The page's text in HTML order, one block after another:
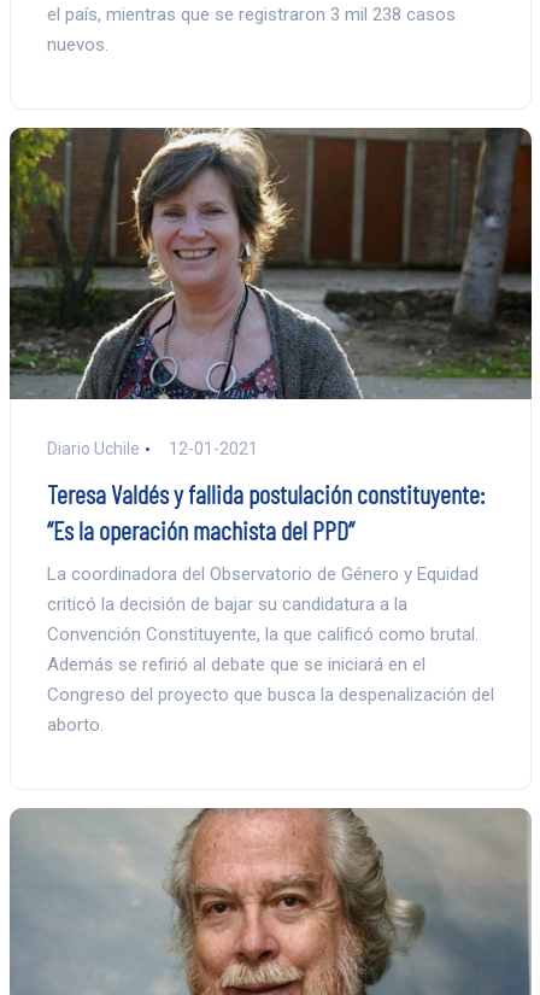
el país, mientras que se registraron 3 mil 238 casos
nuevos.
Diario Uchile 12-01-2021
Teresa Valdés y fallida postulación constituyente:
“Es la operación machista del PPD”
La coordinadora del Observatorio de Género y Equidad
criticó la decisión de bajar su candidatura a la
Convención Constituyente, la que calificó como brutal.
Además se refirió al debate que se iniciará en el
Congreso del proyecto que busca la despenalización del
aborto.